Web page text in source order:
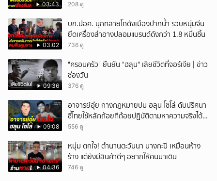
03:43 208 ดู
03:02
บก.ปอศ. บุกทลายโกดังเมืองปากน้ำ รวบหนุ่มจีน
ยึดเครื่องสำอางปลอมแบรนด์ดังกว่า 1.8 หมื่นชิ้น
736 ดู
09:36
"ครอบครัว" ยืนยัน "ฮลุน" เสียชีวิตที่จอร์เจีย | ข่าว
ช่องวัน
376 ดู
09:08
อาจารย์อุ๋ย กางกฎหมายปม ฮลุน โซโล่ ดับปริศนา
ชี้ไทยใช้หลักถ้อยทีถ้อยปฏิบัติตามหาความจริงได้
แม้ไร้สนธิสัญญา
556 ดู
04:36
หนุ่ม ตกใจ! ตำนานตะวันนา บางกะปิ เหมือนห้าง
ร้าง แต่ยังมีสินค้าดีๆ อยากให้คนมาเดิน
746 ดู